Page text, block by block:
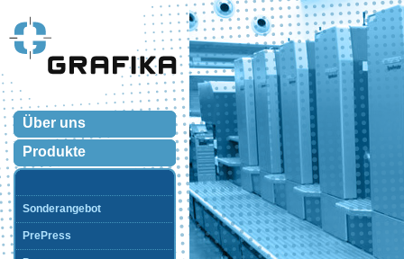
Über uns
Produkte
Sonderangebot
PrePress